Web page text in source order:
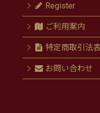
Register
ご利用案内
特定商取引法
お問い合わせ